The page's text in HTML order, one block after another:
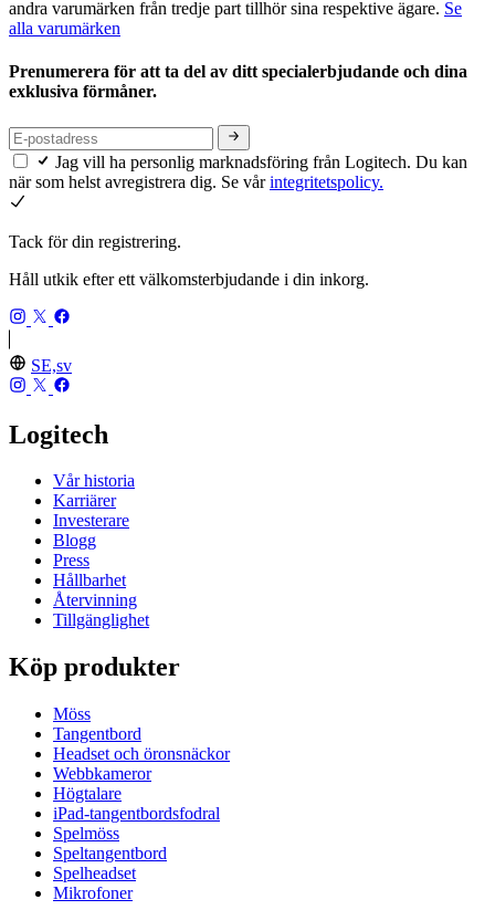
andra varumärken från tredje part tillhör sina respektive ägare. Se
alla varumärken
Prenumerera för att ta del av ditt specialerbjudande och dina
exklusiva förmåner.
Jag vill ha personlig marknadsföring från Logitech. Du kan
när som helst avregistrera dig. Se vårintegritetspolicy.
Tack för din registrering.
Håll utkik efter ett välkomsterbjudande i din inkorg.
SE,sv
Logitech
Vår historia
Karriärer
Investerare
Blogg
Press
Hållbarhet
Återvinning
Tillgänglighet
Köp produkter
Möss
Tangentbord
Headset och öronsnäckor
Webbkameror
Högtalare
iPad-tangentbordsfodral
Spelmöss
Speltangentbord
Spelheadset
Mikrofoner